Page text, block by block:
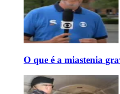
O que é a miastenia